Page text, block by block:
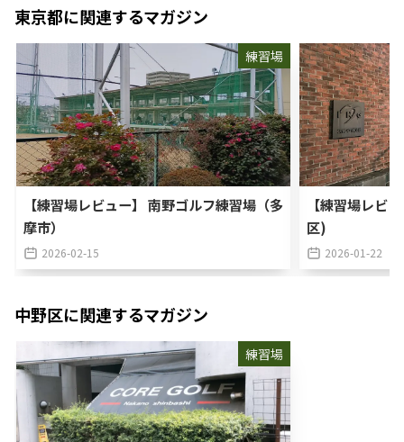
東京都に関連するマガジン
練習場
【練習場レビュー】 南野ゴルフ練習場（多
摩市）
2026-02-15
【練習場レビ
区)
2026-01-22
中野区に関連するマガジン
練習場